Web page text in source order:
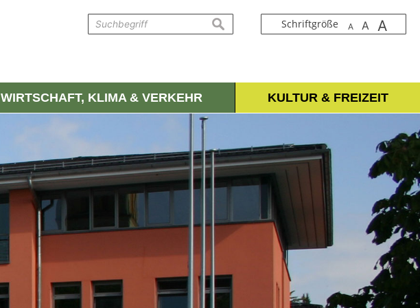
Schriftgröße A A A
suchen
WIRTSCHAFT, KLIMA & VERKEHR KULTUR & FREIZEIT